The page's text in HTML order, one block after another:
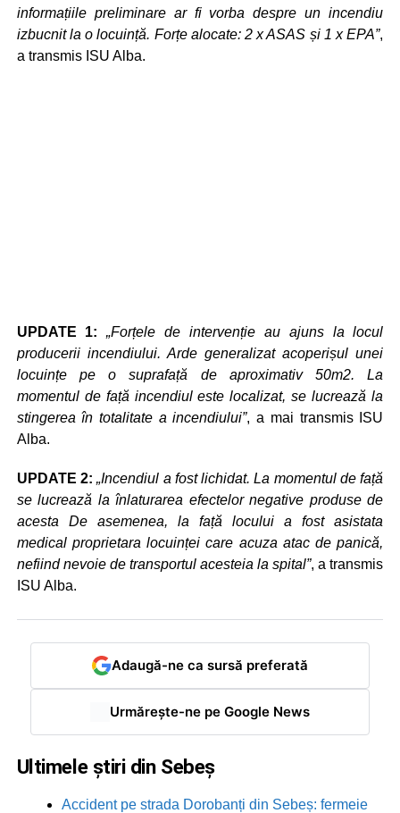
informațiile preliminare ar fi vorba despre un incendiu
izbucnit la o locuință. Forțe alocate: 2 x ASAS și 1 x EPA”,
a transmis ISU Alba.
UPDATE 1:
„Forțele de intervenție au ajuns la locul
producerii incendiului. Arde generalizat acoperișul unei
locuințe pe o suprafață de aproximativ 50m2. La
momentul de față incendiul este localizat, se lucrează la
stingerea în totalitate a incendiului”, a mai transmis ISU
Alba.
UPDATE 2: „Incendiul a fost lichidat. La momentul de față
se lucrează la înlaturarea efectelor negative produse de
acesta De asemenea, la față locului a fost asistata
medical proprietara locuinței care acuza atac de panică,
nefiind nevoie de transportul acesteia la spital”, a transmis
ISU Alba.
Adaugă-ne ca sursă preferată
Urmărește-ne pe Google News
Ultimele știri din Sebeș
Accident pe strada Dorobanți din Sebeș: fermeie